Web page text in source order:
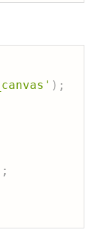
) ;
;